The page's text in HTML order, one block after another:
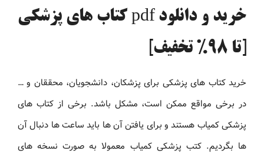
خرید و دانلود pdf کتاب های پزشکی
[تا 98% تخفیف]
خرید کتاب های پزشکی برای پزشکان، دانشجویان، محققان و …
در برخی مواقع ممکن است، مشکل باشد. برخی از کتاب های
پزشکی کمیاب هستند و برای یافتن آن ها باید ساعت ها دنبال آن
ها بگردیم. کتب پزشکی کمیاب معمولا به صورت نسخه های